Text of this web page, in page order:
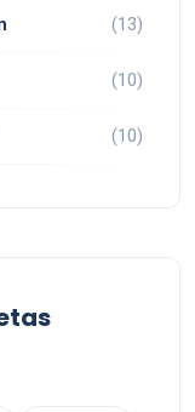
(13)
(10)
(10)